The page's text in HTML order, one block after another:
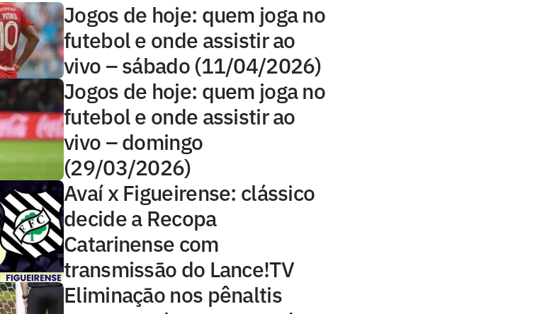
Jogos de hoje: quem joga no
futebol e onde assistir ao
vivo – sábado (11/04/2026)
Jogos de hoje: quem joga no
futebol e onde assistir ao
vivo – domingo
(29/03/2026)
Avaí x Figueirense: clássico
decide a Recopa
Catarinense com
transmissão do Lance!TV
Eliminação nos pênaltis